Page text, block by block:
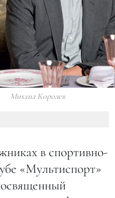
Михаил Королев
в спортивно-
«Мультиспорт»